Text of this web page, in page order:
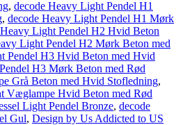
, decode Heavy Light Pendel H1
, decode Heavy Light Pendel H1 Mørk
Light Pendel H2 Hvid Beton
Light Pendel H2 Mørk Beton med
Pendel H3 Hvid Beton med Hvid
H3 Mørk Beton med Rød
Grå Beton med Hvid Stofledning,
Væglampe Hvid Beton med Rød
Light Pendel Bronze, decode
Gul, Design by Us Addicted to US